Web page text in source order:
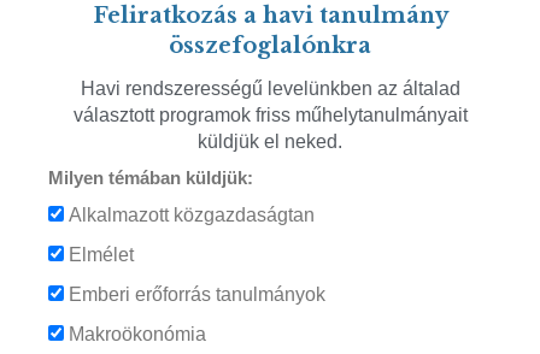
Feliratkozás a havi tanulmány
összefoglalónkra
Havi rendszerességű levelünkben az általad
választott programok friss műhelytanulmányait
küldjük el neked.
Milyen témában küldjük:
Alkalmazott közgazdaságtan
Elmélet
Emberi erőforrás tanulmányok
Makroökonómia